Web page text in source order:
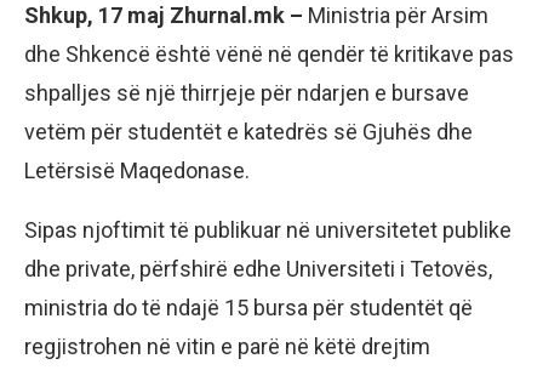
Shkup, 17 maj Zhurnal.mk – Ministria për Arsim
dhe Shkencë është vënë në qendër të kritikave pas
shpalljes së një thirrjeje për ndarjen e bursave
vetëm për studentët e katedrës së Gjuhës dhe
Letërsisë Maqedonase.
Sipas njoftimit të publikuar në universitetet publike
dhe private, përfshirë edhe Universiteti i Tetovës,
ministria do të ndajë 15 bursa për studentët që
regjistrohen në vitin e parë në këtë drejtim